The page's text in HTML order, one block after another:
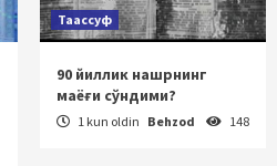
Таассуф
90 йиллик нашрнинг
маёғи сўндими?
1 kun oldin Behzod 148